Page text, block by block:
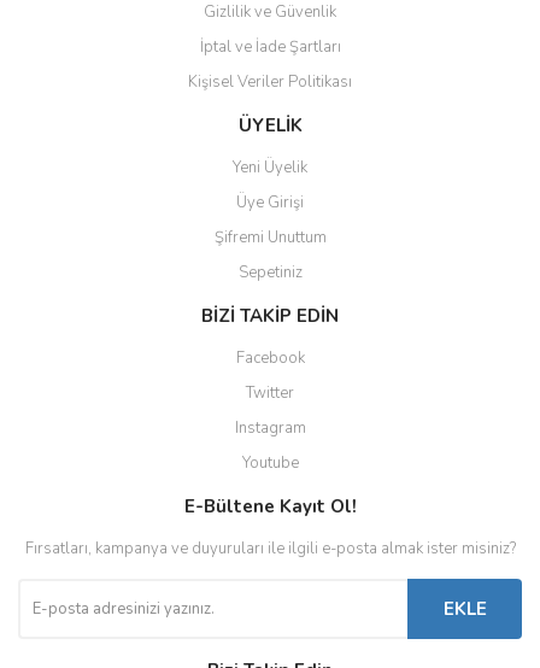
Gizlilik ve Güvenlik
İptal ve İade Şartları
Kişisel Veriler Politikası
ÜYELİK
Yeni Üyelik
Üye Girişi
Şifremi Unuttum
Sepetiniz
BİZİ TAKİP EDİN
Facebook
Twitter
Instagram
Youtube
E-Bültene Kayıt Ol!
Fırsatları, kampanya ve duyuruları ile ilgili e-posta almak ister misiniz?
EKLE